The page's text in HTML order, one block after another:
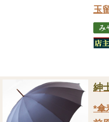
玉
紳
*傘